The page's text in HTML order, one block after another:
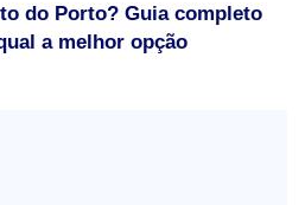
do Porto? Guia completo
a melhor opção